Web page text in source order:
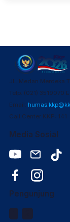
JL. Medan Merdeka
Telp. (021) 3519070
Email:
Call Center KKP: 141
Media Sosial
Pengunjung